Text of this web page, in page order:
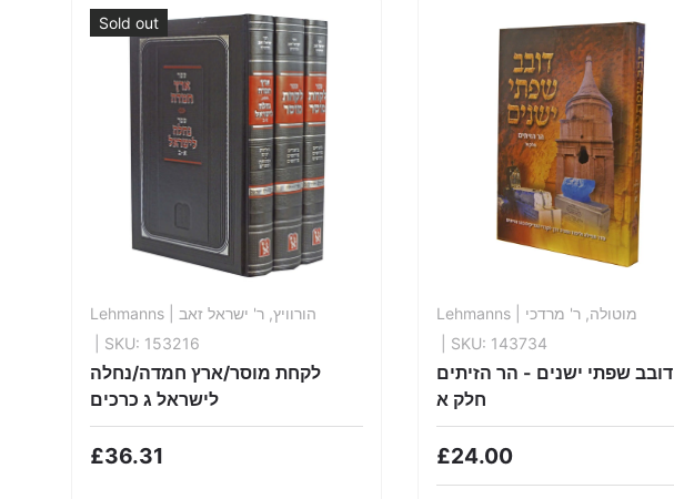
Sold out
Lehmanns
| הורוויץ, ר' ישראל זאב
| SKU: 153216
לקחת מוסר/ארץ חמדה/נחלה
לישראל ג כרכים
£36.31
Lehmanns
| מוטולה, ר' מרדכי
| SKU: 143734
דובב שפתי ישנים - הר הזיתים
חלק א
£24.00